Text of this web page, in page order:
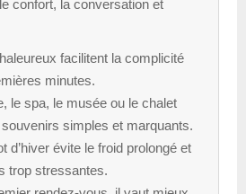
confort, la conversation et
facilitent la complicité
minutes.
le spa, le musée ou le chalet
simples et marquants.
d’hiver évite le froid prolongé et
trop stressantes.